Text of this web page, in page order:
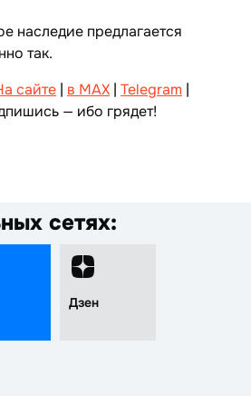
наследие предлагается
так.
сайте | в MAX | Telegram |
— ибо грядет!
сетях:
Дзен